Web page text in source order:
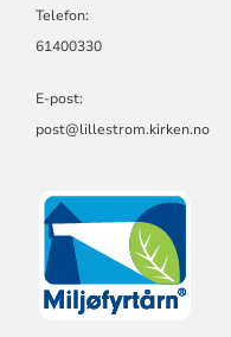
Telefon:
61400330
E-post:
post@lillestrom.kirken.no